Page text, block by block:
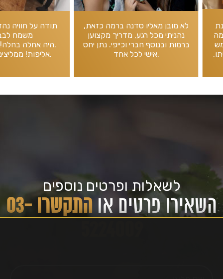
תודה על חוויה
משמח לבב
לא מובן מאליו סדנה ברמה כזאת,
נהניתי מכל רגע, מדריך מקצוען
ברמות ובנוסף חברי וכייפי. נתן יחס
לשאלות ופרטים נוספים
השאירו פרטים או
התקשרו 03-